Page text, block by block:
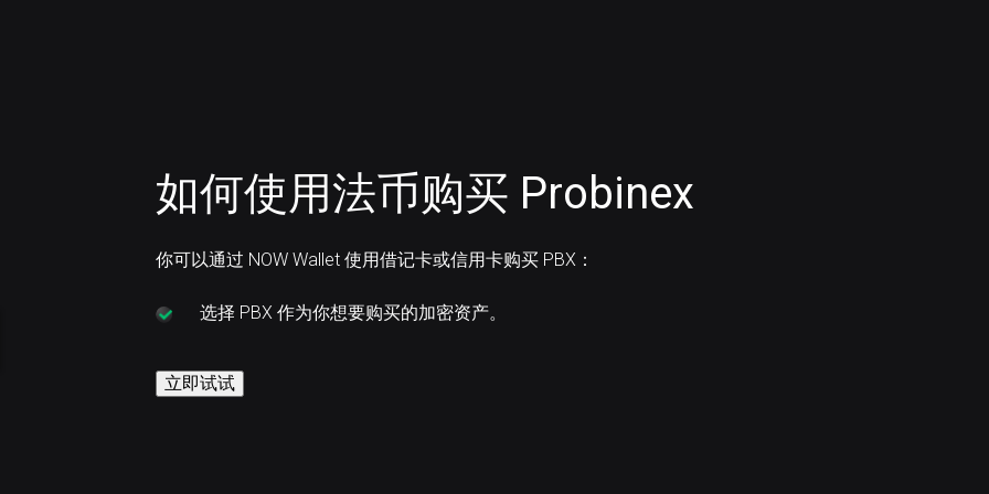
如何使用法币购买 Probinex
你可以通过 NOW Wallet 使用借记卡或信用卡购买 PBX：
选择 PBX 作为你想要购买的加密资产。
立即试试